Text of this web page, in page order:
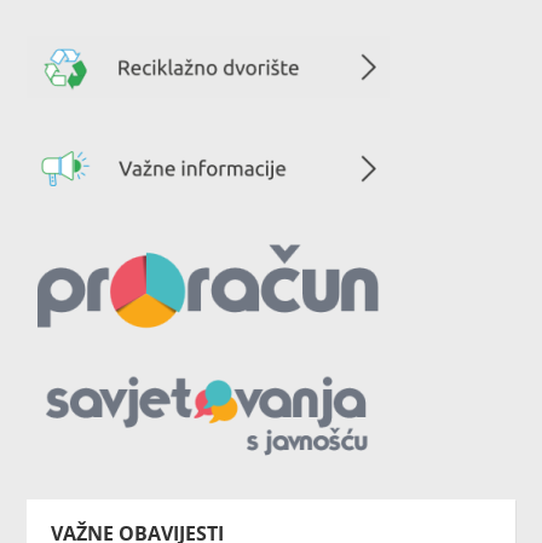
VAŽNE OBAVIJESTI